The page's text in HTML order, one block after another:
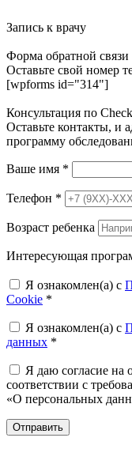
Запись к врачу
Форма обратной связи
Оставьте свой номер
[wpforms id="314"]
Консультация по
Оставьте контакты, и
программу
Ваше имя *
Телефон *
Возраст ребенка
Интересующая
Я ознакомлен(а) с
Cookie *
Я ознакомлен(а) с
данных *
Я даю согласие на
соответствии с
«О персональных
Отправить